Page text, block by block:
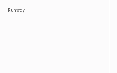
Runway